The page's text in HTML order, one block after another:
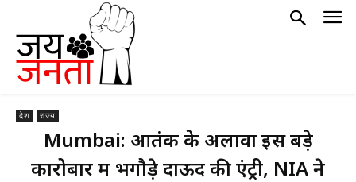
देश राज्य
Mumbai: आतंक के अलावा इस बड़े
कारोबार में भगौड़े दाऊद की एंट्री, NIA ने